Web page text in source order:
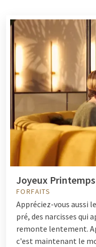
Joyeux
FORFAITS
Appréciez-vous aussi
pré, des narcisses qui
remonte lentement.
c'est maintenant le